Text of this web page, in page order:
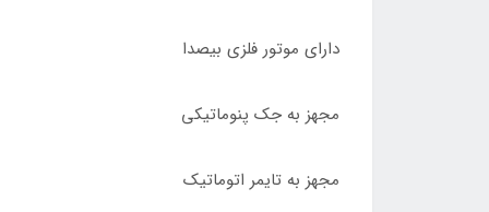
دارای موتور فلزی بیصدا
مجهز به جک پنوماتیکی
مجهز به تایمر اتوماتیک